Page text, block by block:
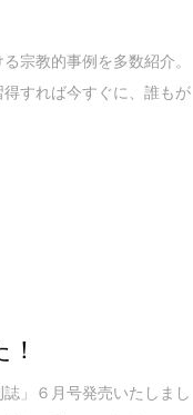
宗教的事例を多数紹介。
すれば今すぐに、誰もが
」６月号発売いたしまし